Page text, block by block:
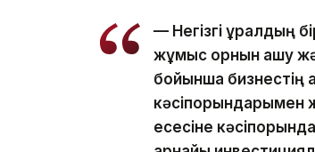
— Негізгі құралдың
жұмыс орнын ашу
бойынша бизнестің
кәсіпорындарымен
есесіне